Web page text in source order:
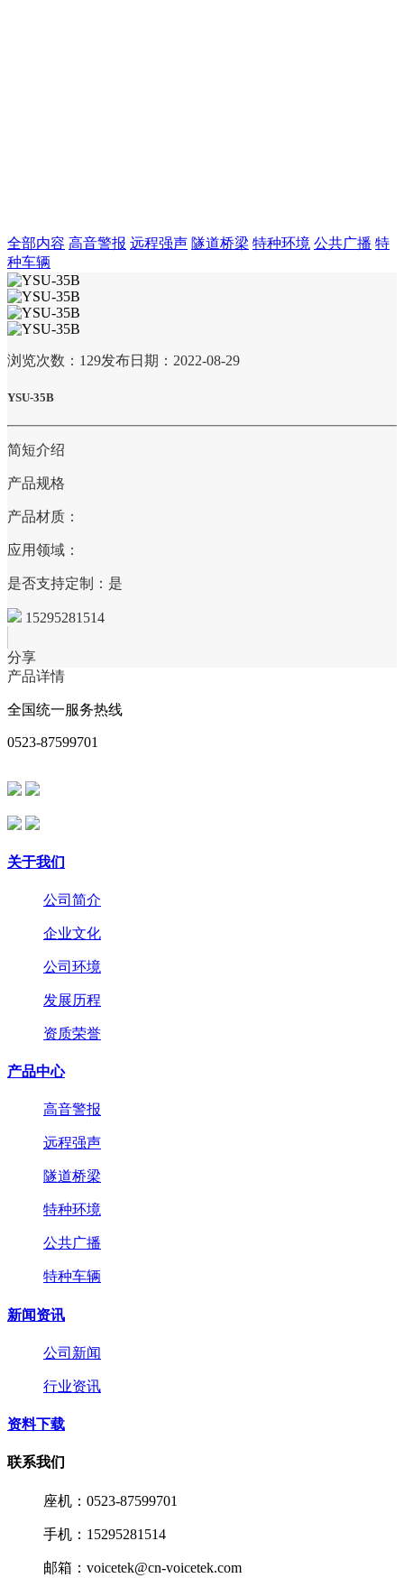
全部内容 高音警报 远程强声 隧道桥梁 特种环境 公共广播 特
种车辆
浏览次数： 129发布日期：2022-08-29
YSU-35B
简短介绍
产品规格
产品材质：
应用领域：
是否支持定制：是
15295281514
分享
产品详情
全国统一服务热线
0523-87599701
关于我们
公司简介
企业文化
公司环境
发展历程
资质荣誉
产品中心
高音警报
远程强声
隧道桥梁
特种环境
公共广播
特种车辆
新闻资讯
公司新闻
行业资讯
资料下载
联系我们
座机：0523-87599701
手机：15295281514
邮箱：voicetek@cn-voicetek.com